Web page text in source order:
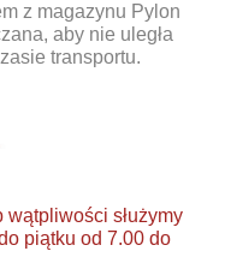
z magazynu Pylon
aby nie uległa
transportu.
służymy
piątku od 7.00 do